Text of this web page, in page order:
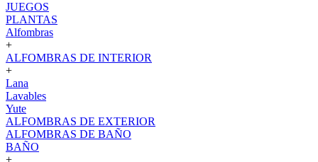
JUEGOS
PLANTAS
Alfombras
+
ALFOMBRAS DE INTERIOR
+
Lana
Lavables
Yute
ALFOMBRAS DE EXTERIOR
ALFOMBRAS DE BAÑO
BAÑO
+